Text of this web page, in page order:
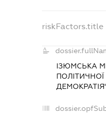
riskFactors.title
ІЗЮМСЬКА
ПОЛІТИЧНОЇ